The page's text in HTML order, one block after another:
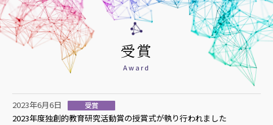
受賞
Award
2023年6月6日 受賞
2023年度独創的教育研究活動賞の授賞式が執り行われました